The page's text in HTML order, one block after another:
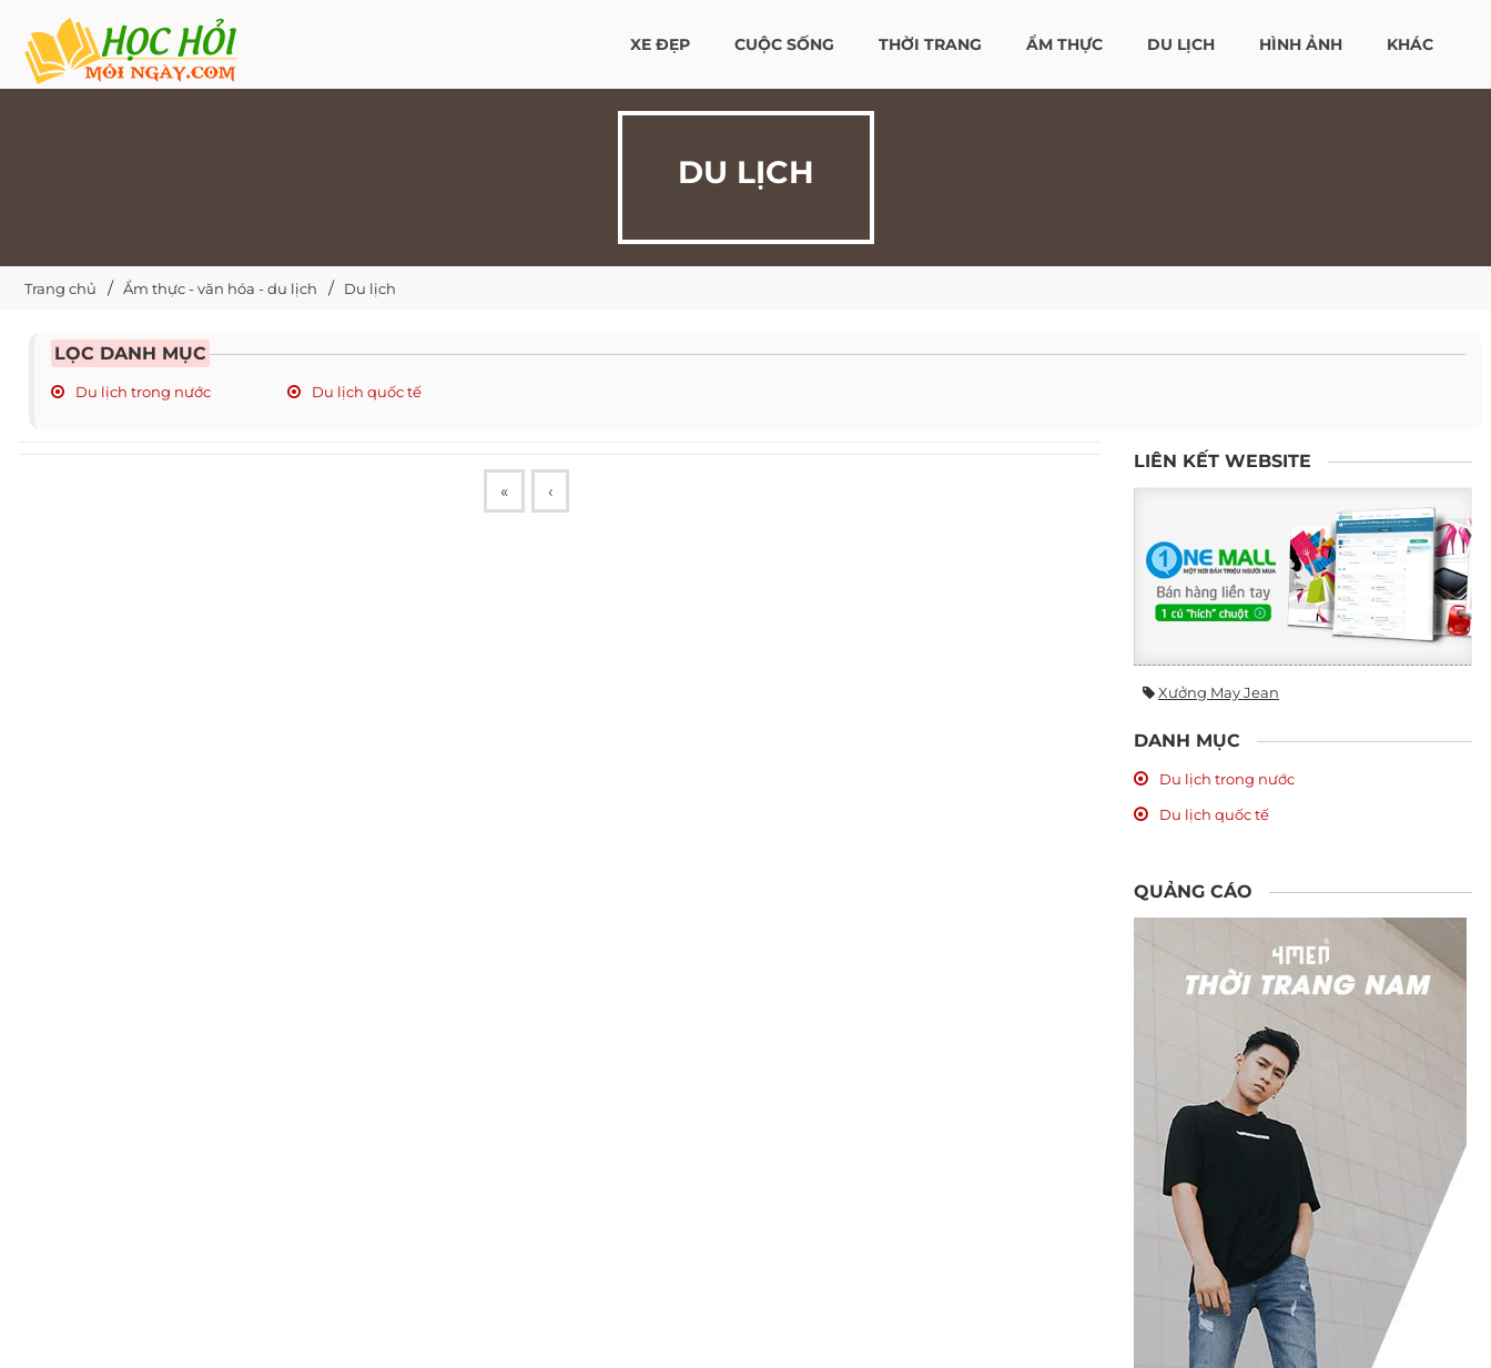
XE ĐẸP CUỘC SỐNG THỜI TRANG ẨM THỰC DU LỊCH HÌNH ẢNH KHÁC
DU LỊCH
Trang chủ Ẩm thực - văn hóa - du lịch Du lịch
LỌC DANH MỤC
Du lịch trong nước Du lịch quốc tế
« ‹
LIÊN KẾT WEBSITE
Xưởng May Jean
DANH MỤC
Du lịch trong nước
Du lịch quốc tế
QUẢNG CÁO